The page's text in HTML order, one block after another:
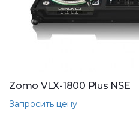
Zomo VLX-1800 Plus NSE
Запросить цену